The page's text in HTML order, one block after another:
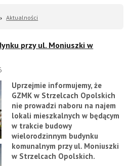
Aktualności
przy ul. Moniuszki w
Uprzejmie informujemy, że
GZMK w Strzelcach Opolskich
nie prowadzi naboru na najem
lokali mieszkalnych w będącym
w trakcie budowy
wielorodzinnym budynku
komunalnym przy ul. Moniuszki
w Strzelcach Opolskich.